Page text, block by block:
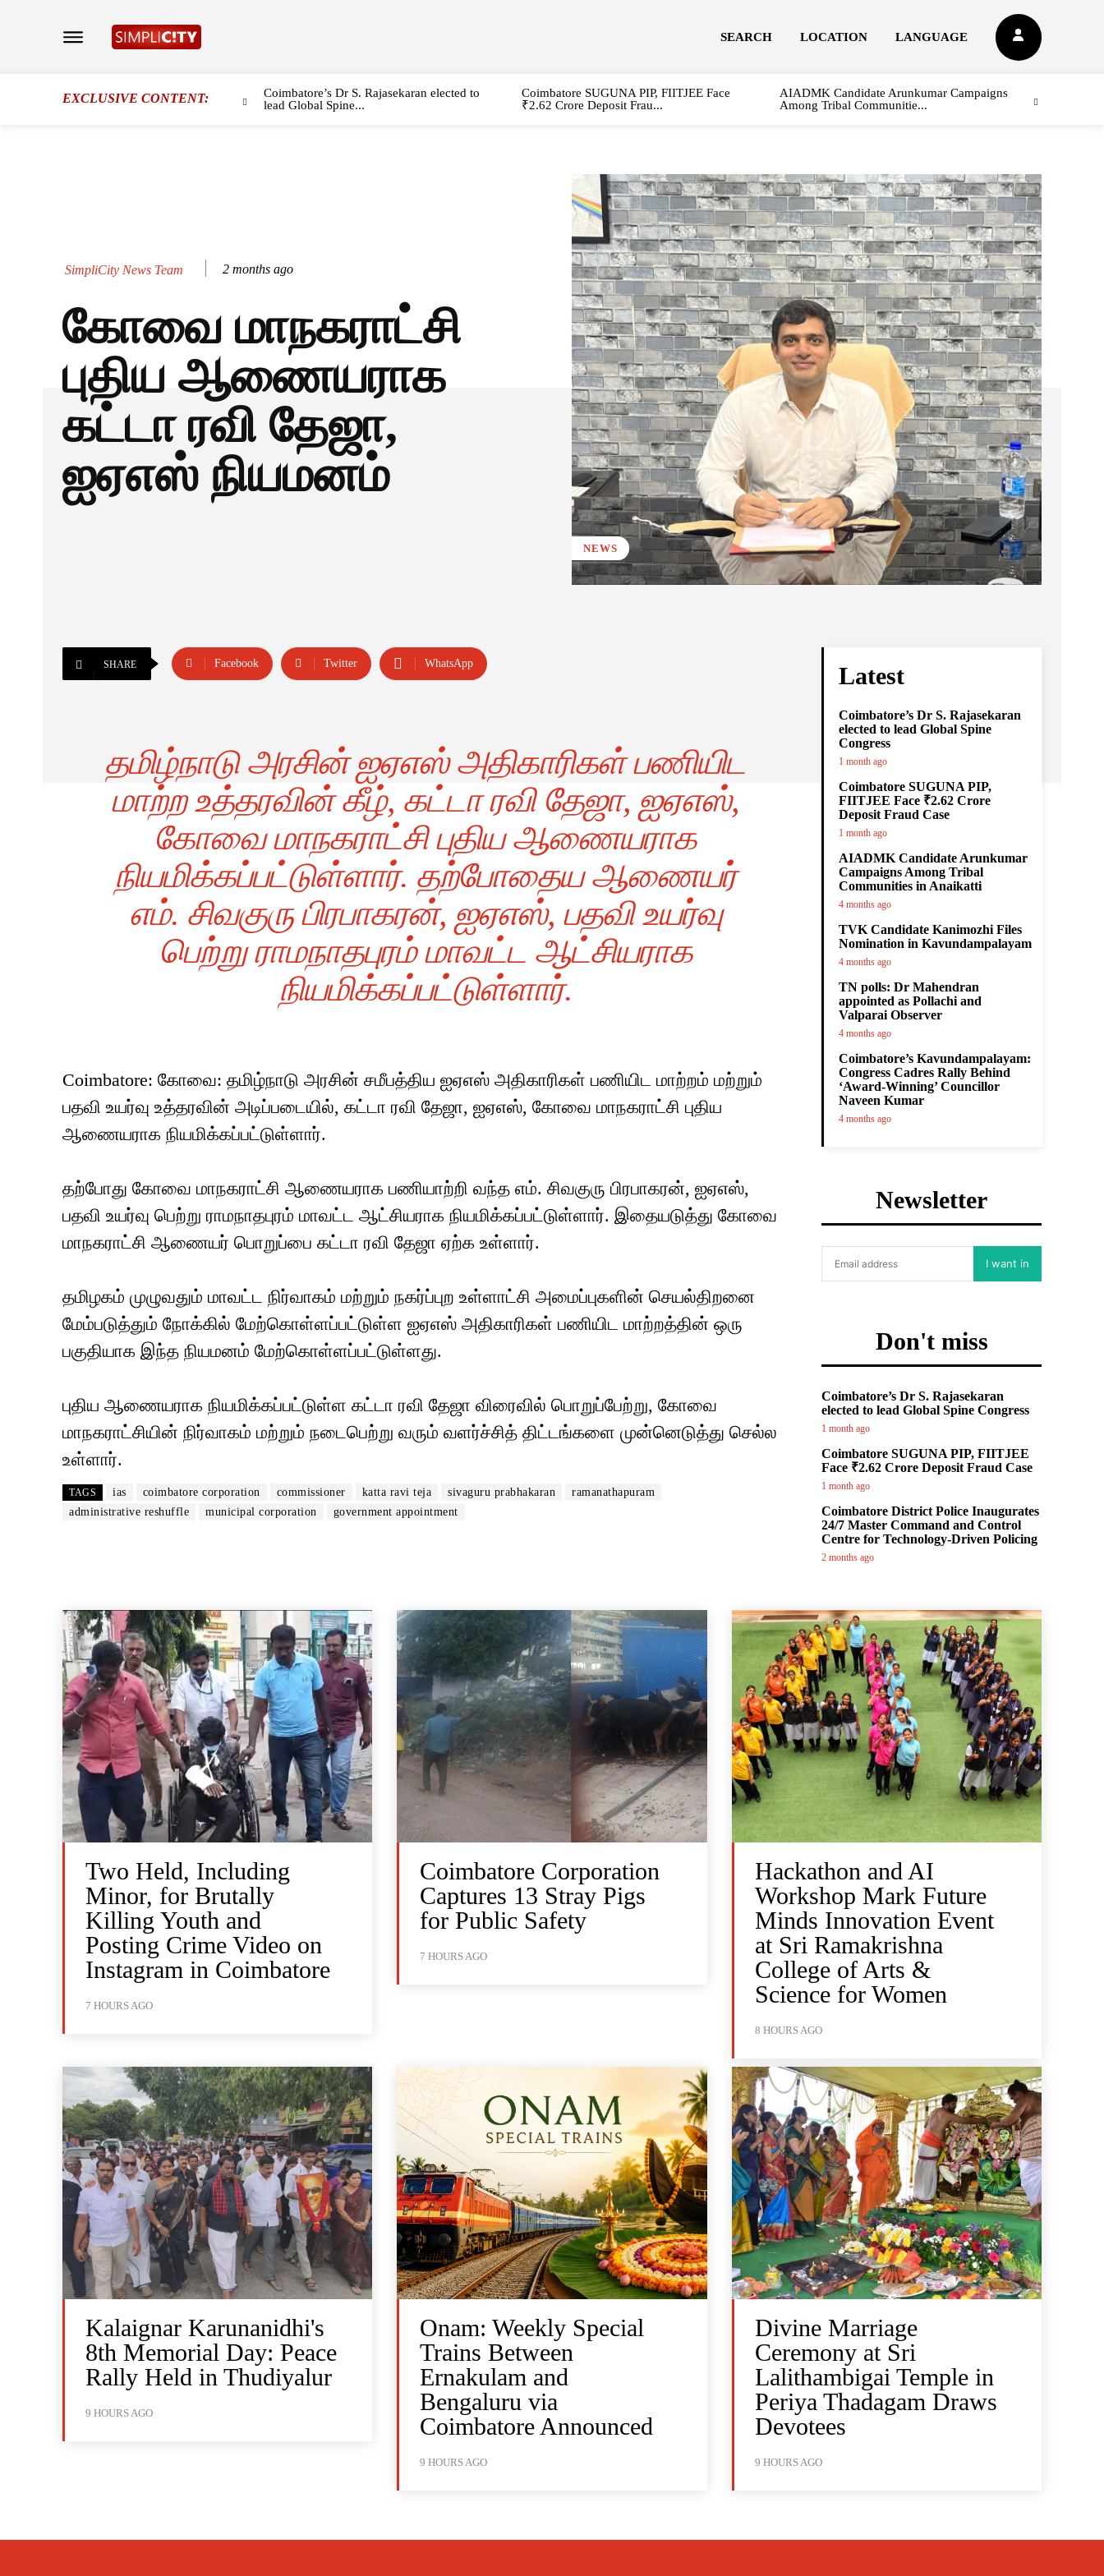
SEARCH LOCATION LANGUAGE
EXCLUSIVE CONTENT:
Coimbatore’s Dr S. Rajasekaran elected to
lead Global Spine...
Coimbatore SUGUNA PIP, FIITJEE Face
₹2.62 Crore Deposit Frau...
AIADMK Candidate Arunkumar Campaigns
Among Tribal Communitie...
SimpliCity News Team 2 months ago
கோவை மாநகராட்சி
புதிய ஆணையராக
கட்டா ரவி தேஜா,
ஐஏஎஸ் நியமனம்
NEWS
SHARE Facebook Twitter WhatsApp
தமிழ்நாடு அரசின் ஐஏஎஸ் அதிகாரிகள் பணியிட
மாற்ற உத்தரவின் கீழ், கட்டா ரவி தேஜா, ஐஏஎஸ்,
கோவை மாநகராட்சி புதிய ஆணையராக
நியமிக்கப்பட்டுள்ளார். தற்போதைய ஆணையர்
எம். சிவகுரு பிரபாகரன், ஐஏஎஸ், பதவி உயர்வு
பெற்று ராமநாதபுரம் மாவட்ட ஆட்சியராக
நியமிக்கப்பட்டுள்ளார்.
Coimbatore: கோவை: தமிழ்நாடு அரசின் சமீபத்திய ஐஏஎஸ் அதிகாரிகள் பணியிட மாற்றம் மற்றும்
பதவி உயர்வு உத்தரவின் அடிப்படையில், கட்டா ரவி தேஜா, ஐஏஎஸ், கோவை மாநகராட்சி புதிய
ஆணையராக நியமிக்கப்பட்டுள்ளார்.
தற்போது கோவை மாநகராட்சி ஆணையராக பணியாற்றி வந்த எம். சிவகுரு பிரபாகரன், ஐஏஎஸ்,
பதவி உயர்வு பெற்று ராமநாதபுரம் மாவட்ட ஆட்சியராக நியமிக்கப்பட்டுள்ளார். இதையடுத்து கோவை
மாநகராட்சி ஆணையர் பொறுப்பை கட்டா ரவி தேஜா ஏற்க உள்ளார்.
தமிழகம் முழுவதும் மாவட்ட நிர்வாகம் மற்றும் நகர்ப்புற உள்ளாட்சி அமைப்புகளின் செயல்திறனை
மேம்படுத்தும் நோக்கில் மேற்கொள்ளப்பட்டுள்ள ஐஏஎஸ் அதிகாரிகள் பணியிட மாற்றத்தின் ஒரு
பகுதியாக இந்த நியமனம் மேற்கொள்ளப்பட்டுள்ளது.
புதிய ஆணையராக நியமிக்கப்பட்டுள்ள கட்டா ரவி தேஜா விரைவில் பொறுப்பேற்று, கோவை
மாநகராட்சியின் நிர்வாகம் மற்றும் நடைபெற்று வரும் வளர்ச்சித் திட்டங்களை முன்னெடுத்து செல்ல
உள்ளார்.
TAGS ias coimbatore corporation commissioner katta ravi teja sivaguru prabhakaran
ramanathapuram
administrative reshuffle
municipal corporation government appointment
Latest
Coimbatore’s Dr S. Rajasekaran
elected to lead Global Spine
Congress
1 month ago
Coimbatore SUGUNA PIP,
FIITJEE Face ₹2.62 Crore
Deposit Fraud Case
1 month ago
AIADMK Candidate Arunkumar
Campaigns Among Tribal
Communities in Anaikatti
4 months ago
TVK Candidate Kanimozhi Files
Nomination in Kavundampalayam
4 months ago
TN polls: Dr Mahendran
appointed as Pollachi and
Valparai Observer
4 months ago
Coimbatore’s Kavundampalayam:
Congress Cadres Rally Behind
‘Award-Winning’ Councillor
Naveen Kumar
4 months ago
Newsletter
I want in
Don't miss
Coimbatore’s Dr S. Rajasekaran
elected to lead Global Spine Congress
1 month ago
Coimbatore SUGUNA PIP, FIITJEE
Face ₹2.62 Crore Deposit Fraud Case
1 month ago
Coimbatore District Police Inaugurates
24/7 Master Command and Control
Centre for Technology-Driven Policing
2 months ago
Two Held, Including
Minor, for Brutally
Killing Youth and
Posting Crime Video on
Instagram in Coimbatore
7 HOURS AGO
Coimbatore Corporation
Captures 13 Stray Pigs
for Public Safety
7 HOURS AGO
Hackathon and AI
Workshop Mark Future
Minds Innovation Event
at Sri Ramakrishna
College of Arts &
Science for Women
8 HOURS AGO
Kalaignar Karunanidhi's
8th Memorial Day: Peace
Rally Held in Thudiyalur
9 HOURS AGO
Onam: Weekly Special
Trains Between
Ernakulam and
Bengaluru via
Coimbatore Announced
9 HOURS AGO
Divine Marriage
Ceremony at Sri
Lalithambigai Temple in
Periya Thadagam Draws
Devotees
9 HOURS AGO